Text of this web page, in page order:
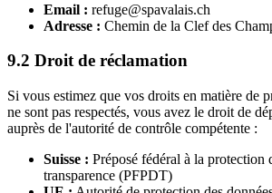
Email : refuge@spavalais.ch
Adresse : Chemin de la Clef des
9.2 Droit de réclamation
Si vous estimez que vos droits en matière de
ne sont pas respectés, vous avez le droit de
auprès de l'autorité de contrôle compétente :
Suisse : Préposé fédéral à la protection
transparence (PFPDT)